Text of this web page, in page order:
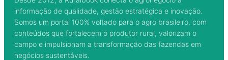
informação de qualidade, gestão estratégica e inovação.
Somos um portal 100% voltado para o agro brasileiro, com
conteúdos que fortalecem o produtor rural, valorizam o
campo e impulsionam a transformação das fazendas em
negócios sustentáveis.